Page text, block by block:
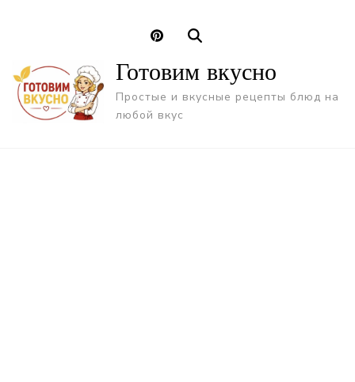
Готовим вкусно
Простые и вкусные рецепты блюд на
любой вкус